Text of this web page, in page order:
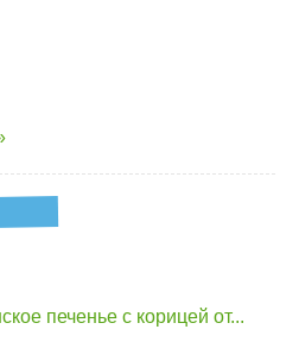
печенье с корицей от...